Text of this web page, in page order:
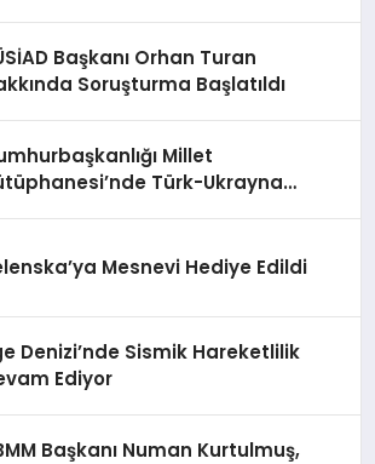
Başkanı Orhan Turan
Soruşturma Başlatıldı
Millet
Türk-Ukrayna
Mesnevi Hediye Edildi
Denizi’nde Sismik Hareketlilik
Ediyor
Başkanı Numan Kurtulmuş,